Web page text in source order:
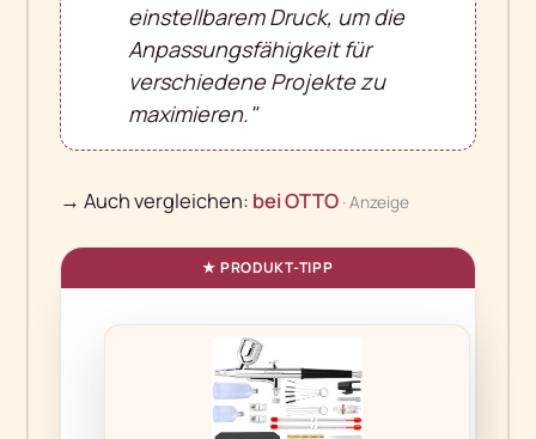
einstellbarem Druck, um die
Anpassungsfähigkeit für
verschiedene Projekte zu
maximieren."
→ Auch vergleichen: bei OTTO · Anzeige